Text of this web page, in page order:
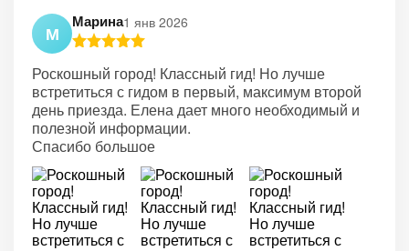
М
Марина1 янв 2026
Роскошный город! Классный гид! Но лучше
встретиться с гидом в первый, максимум второй
день приезда. Елена дает много необходимый и
полезной информации.
Спасибо большое